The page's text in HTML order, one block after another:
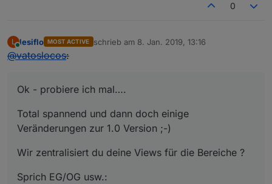
0
L
Online
lesiflo MOST ACTIVE schrieb am 8. Jan. 2019, 13:16
zuletzt editiert von
@vatoslocos:
Ok - probiere ich mal….
Total spannend und dann doch einige
Veränderungen zur 1.0 Version ;-)
Wir zentralisiert du deine Views für die Bereiche ?
Sprich EG/OG usw.: